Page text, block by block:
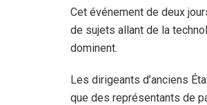
Cet événement de deux
de sujets allant de la
dominent.
Les dirigeants d’anciens
que des représentants de